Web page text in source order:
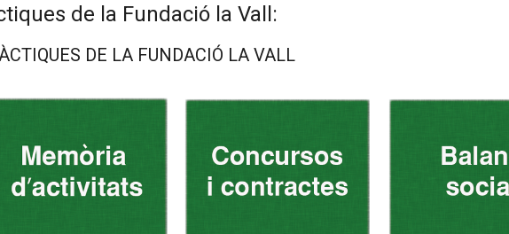
de la Fundació la Vall:
DE LA FUNDACIÓ LA VALL